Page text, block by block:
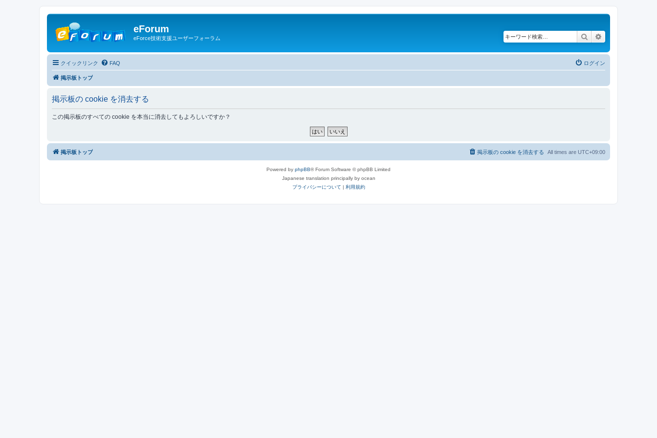
eForum
eForce技術支援ユーザーフォーラム 検索
クイックリンク FAQ ログイン
掲示板トップ
掲示板の cookie を消去する
この掲示板のすべての cookie を本当に消去してもよろしいですか？
掲示板トップ All times are UTC+09:00
掲示板の cookie を消去する
Powered by phpBB® Forum Software © phpBB Limited
Japanese translation principally by ocean
プライバシーについて | 利用規約